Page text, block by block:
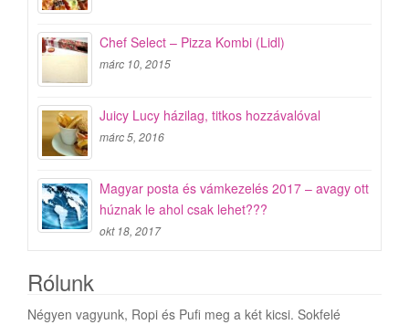
Chef Select – Pizza Kombi (Lidl)
márc 10, 2015
Juicy Lucy házilag, titkos hozzávalóval
márc 5, 2016
Magyar posta és vámkezelés 2017 – avagy ott
húznak le ahol csak lehet???
okt 18, 2017
Rólunk
Négyen vagyunk, Ropi és Pufi meg a két kicsi. Sokfelé